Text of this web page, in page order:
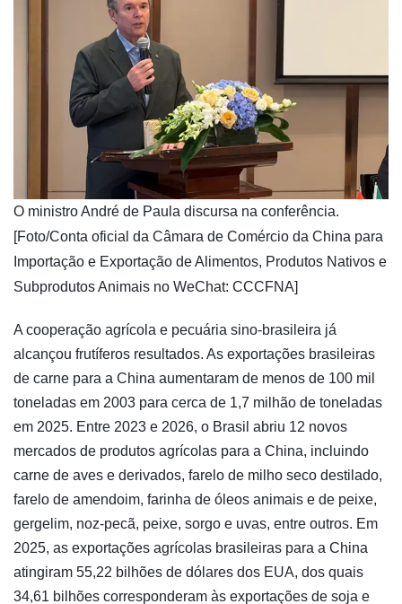
​O ministro André de Paula discursa na conferência.
[Foto/Conta oficial da Câmara de Comércio da China para
Importação e Exportação de Alimentos, Produtos Nativos e
Subprodutos Animais no WeChat: CCCFNA]
A cooperação agrícola e pecuária sino-brasileira já
alcançou frutíferos resultados. As exportações brasileiras
de carne para a China aumentaram de menos de 100 mil
toneladas em 2003 para cerca de 1,7 milhão de toneladas
em 2025. Entre 2023 e 2026, o Brasil abriu 12 novos
mercados de produtos agrícolas para a China, incluindo
carne de aves e derivados, farelo de milho seco destilado,
farelo de amendoim, farinha de óleos animais e de peixe,
gergelim, noz-pecã, peixe, sorgo e uvas, entre outros. Em
2025, as exportações agrícolas brasileiras para a China
atingiram 55,22 bilhões de dólares dos EUA, dos quais
34,61 bilhões corresponderam às exportações de soja e